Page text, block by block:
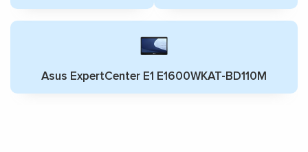
Asus ExpertCenter E1 E1600WKAT-BD110M